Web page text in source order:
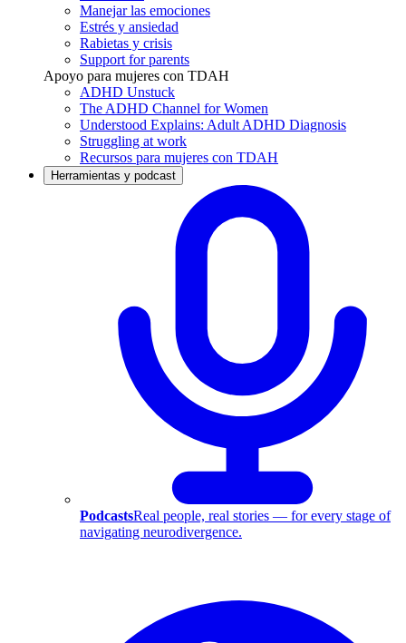
Manejar las emociones
Estrés y ansiedad
Rabietas y crisis
Support for parents
Apoyo para mujeres con TDAH
ADHD Unstuck
The ADHD Channel for Women
Understood Explains: Adult ADHD Diagnosis
Struggling at work
Recursos para mujeres con TDAH
Herramientas y podcast
PodcastsReal people, real stories — for every stage of
navigating neurodivergence.